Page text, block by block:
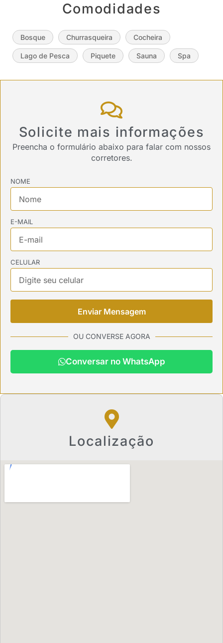
Comodidades
Bosque Churrasqueira Cocheira
Lago de Pesca Piquete Sauna Spa
Solicite mais informações
Preencha o formulário abaixo para falar com nossos
corretores.
NOME
E-MAIL
CELULAR
Enviar Mensagem
OU CONVERSE AGORA
Conversar no WhatsApp
Localização